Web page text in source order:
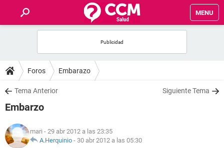
MENU
FOROS
SALUD
NUTRICIÓN
Foros Embarazo
Tema Anterior Siguiente Tema
Embarzo
mari - 29 abr 2012 a las 23:35
A.Herquinio - 30 abr 2012 a las 05:30